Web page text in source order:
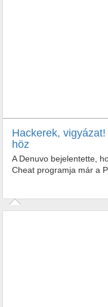
Hackerek,
höz
A Denuvo bejelentette,
Cheat programja már a
Cheat programja már a